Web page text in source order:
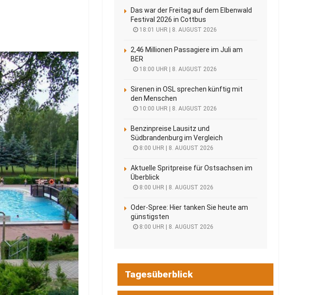
Das war der Freitag auf dem Elbenwald
Festival 2026 in Cottbus
18:01 UHR | 8. AUGUST 2026
2,46 Millionen Passagiere im Juli am
BER
18:00 UHR | 8. AUGUST 2026
Sirenen in OSL sprechen künftig mit
den Menschen
10:00 UHR | 8. AUGUST 2026
Benzinpreise Lausitz und
Südbrandenburg im Vergleich
8:00 UHR | 8. AUGUST 2026
Aktuelle Spritpreise für Ostsachsen im
Überblick
8:00 UHR | 8. AUGUST 2026
Oder-Spree: Hier tanken Sie heute am
günstigsten
8:00 UHR | 8. AUGUST 2026
Tagesüberblick